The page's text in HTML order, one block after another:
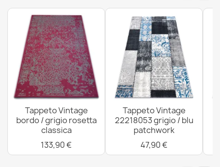
Tappeto ROYAL ADR ovale motivo 521 marrone
53,90 €
Tappeto, Passatoia ROYAL ADR motivo caramello per
ingresso, corridoio
35,90 €
Tappeto Vintage
bordo / grigio rosetta
classica
133,90 €
Tappeto Vintage
22218053 grigio / blu
patchwork
47,90 €